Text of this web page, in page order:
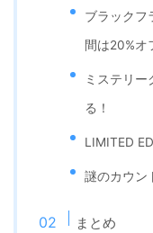
ブラックフ
間は20%オ
ミステリ
る！
LIMITED
謎のカウン
まとめ